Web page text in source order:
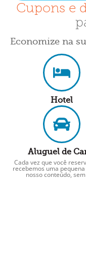
Cupons e
Economize na
Hotel
Aluguel de
Cada vez que você
recebemos uma
nosso conteúdo,